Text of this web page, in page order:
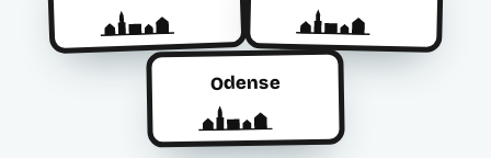
Odense